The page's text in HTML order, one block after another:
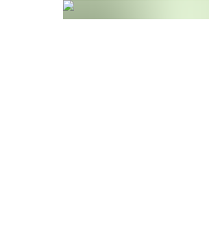
DHA- und EPA-reiches Öl